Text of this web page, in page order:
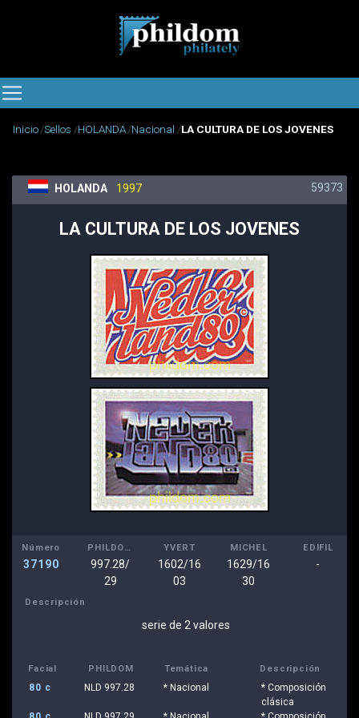
Inicio Sellos HOLANDA Nacional LA CULTURA DE LOS JOVENES
HOLANDA 1997 59373
LA CULTURA DE LOS JOVENES
Número
37190
PHILDOM
997.28/
29
YVERT
1602/16
03
MICHEL
1629/16
30
EDIFIL
-
Descripción
serie de 2 valores
Facial PHILDOM Temática Descripción
80 c NLD 997.28 * Nacional
* Composición
clásica